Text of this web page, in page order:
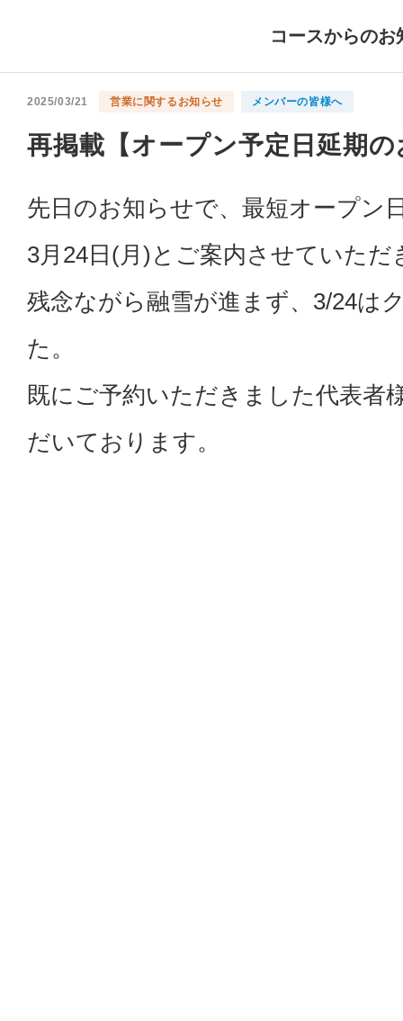
コースからのお
2025/03/21 営業に関するお知らせ メンバーの皆様へ
再掲載【オープン予定日延期
先日のお知らせで、最短オープン
3月24日(月)とご案内させていただ
残念ながら融雪が進まず、3/24は
た。
既にご予約いただきました代表者
だいております。